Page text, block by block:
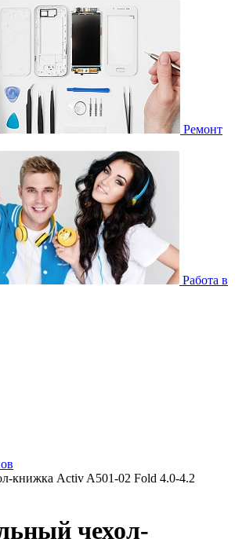
Ремонт
Работа в
книжка Activ A501-02 Fold 4.0-4.2
чехол-